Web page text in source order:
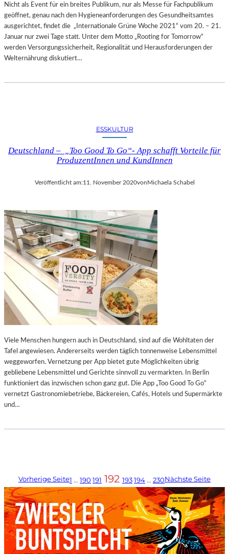
Nicht als Event für ein breites Publikum, nur als Messe für Fachpublikum
geöffnet, genau nach den Hygieneanforderungen des Gesundheitsamtes
ausgerichtet, findet die „Internationale Grüne Woche 2021“ vom 20. – 21.
Januar nur zwei Tage statt. Unter dem Motto „Rooting for Tomorrow“
werden Versorgungssicherheit, Regionalität und Herausforderungen der
Welternährung diskutiert…
ESSKULTUR
Deutschland – „Too Good To Go“- App schafft Vorteile für
ProduzentInnen und KundInnen
Veröffentlicht am:11. November 2020vonMichaela Schabel
Viele Menschen hungern auch in Deutschland, sind auf die Wohltaten der
Tafel angewiesen. Andererseits werden täglich tonnenweise Lebensmittel
weggeworfen. Vernetzung per App bietet gute Möglichkeiten übrig
gebliebene Lebensmittel und Gerichte sinnvoll zu vermarkten. In Berlin
funktioniert das inzwischen schon ganz gut. Die App „Too Good To Go“
vernetzt Gastronomiebetriebe, Bäckereien, Cafés, Hotels und Supermärkte
und…
Vorherige Seite1 … 190 191 192 193194… 230Nächste Seite